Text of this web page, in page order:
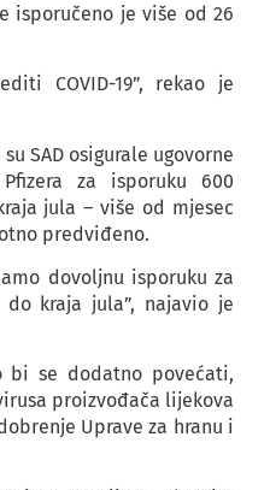
isporučeno je više od 26
COVID-19”, rekao je
SAD osigurale ugovorne
za isporuku 600
jula – više od mjesec
predviđeno.
dovoljnu isporuku za
kraja jula”, najavio je
bi se dodatno povećati,
proizvođača lijekova
Uprave za hranu i